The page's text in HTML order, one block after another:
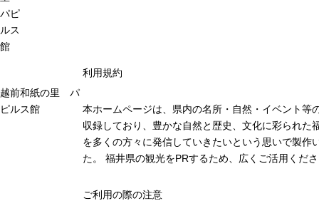
パピ
ルス
館
越前和紙の里 パ
ピルス館
利用規約
本ホームページは、県内の名所・自然・イベント等
収録しており、豊かな自然と歴史、文化に彩られた
を多くの方々に発信していきたいという思いで製作
た。 福井県の観光をPRするため、広くご活用くだ
ご利用の際の注意